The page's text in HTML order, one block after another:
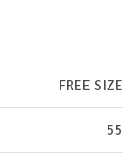
FREE SIZE
55